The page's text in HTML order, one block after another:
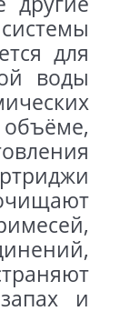
для
воды
и